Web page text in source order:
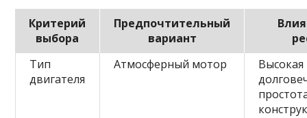
Критерий
выбора
Предпочтительный
вариант
Тип
двигателя
Атмосферный мотор
Высокая